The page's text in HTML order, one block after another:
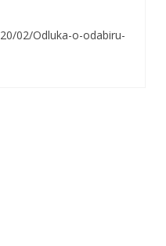
02/Odluka-o-odabiru-